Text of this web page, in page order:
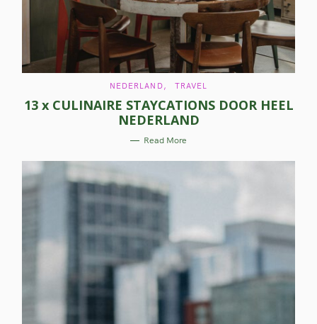
C
T
E
G
O
R
I
S
NEDERLAND TRAVEL
13 x CULINAIRE STAYCATIONS DOOR HEEL
NEDERLAND
Read More
f
r